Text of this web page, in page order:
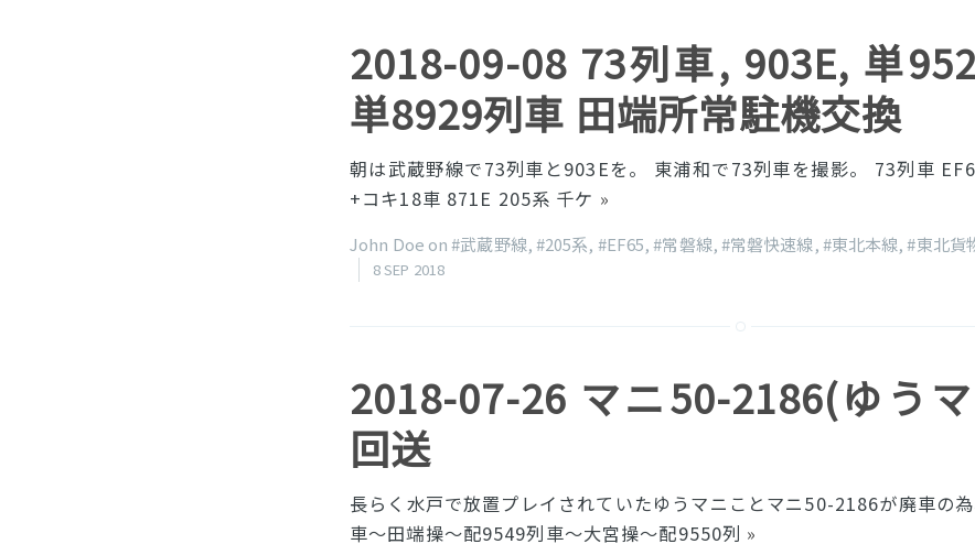
2018-09-08 73列車, 903E, 単
単8929列車 田端所常駐機交換
朝は武蔵野線で73列車と903Eを。 東浦和で73列車を撮影。 73列車
+コキ18車 871E 205系 千ケ »
John Doe on#武蔵野線,#205系, #EF65,#常磐線,#常磐快速線,#東北本線,#東北貨
8 SEP 2018
2018-07-26 マニ50-2186(ゆう
回送
長らく水戸で放置プレイされていたゆうマニことマニ50-2186が廃車の
車〜田端操〜配9549列車〜大宮操〜配9550列 »